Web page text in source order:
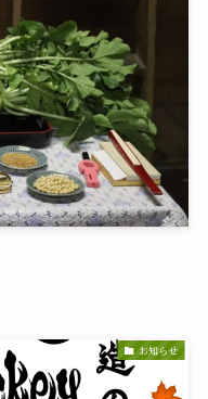
お知らせ